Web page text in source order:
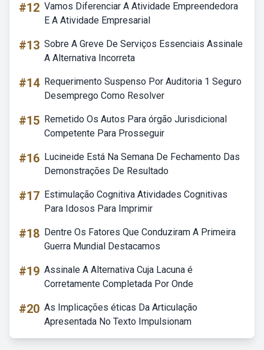
#12 Vamos Diferenciar A Atividade Empreendedora
E A Atividade Empresarial
#13 Sobre A Greve De Serviços Essenciais Assinale
A Alternativa Incorreta
#14 Requerimento Suspenso Por Auditoria 1 Seguro
Desemprego Como Resolver
#15 Remetido Os Autos Para órgão Jurisdicional
Competente Para Prosseguir
#16 Lucineide Está Na Semana De Fechamento Das
Demonstrações De Resultado
#17 Estimulação Cognitiva Atividades Cognitivas
Para Idosos Para Imprimir
#18 Dentre Os Fatores Que Conduziram A Primeira
Guerra Mundial Destacamos
#19 Assinale A Alternativa Cuja Lacuna é
Corretamente Completada Por Onde
#20 As Implicações éticas Da Articulação
Apresentada No Texto Impulsionam